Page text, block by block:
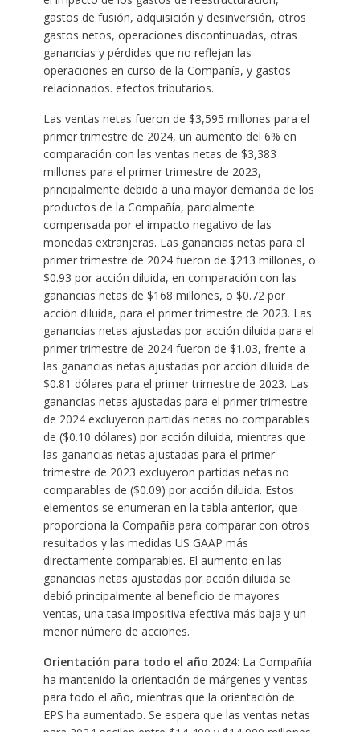
gastos de fusión, adquisición y desinversión, otros
gastos netos, operaciones discontinuadas, otras
ganancias y pérdidas que no reflejan las
operaciones en curso de la Compañía, y gastos
relacionados. efectos tributarios.
Las ventas netas fueron de $3,595 millones para el
primer trimestre de 2024, un aumento del 6% en
comparación con las ventas netas de $3,383
millones para el primer trimestre de 2023,
principalmente debido a una mayor demanda de los
productos de la Compañía, parcialmente
compensada por el impacto negativo de las
monedas extranjeras. Las ganancias netas para el
primer trimestre de 2024 fueron de $213 millones, o
$0.93 por acción diluida, en comparación con las
ganancias netas de $168 millones, o $0.72 por
acción diluida, para el primer trimestre de 2023. Las
ganancias netas ajustadas por acción diluida para el
primer trimestre de 2024 fueron de $1.03, frente a
las ganancias netas ajustadas por acción diluida de
$0.81 dólares para el primer trimestre de 2023. Las
ganancias netas ajustadas para el primer trimestre
de 2024 excluyeron partidas netas no comparables
de ($0.10 dólares) por acción diluida, mientras que
las ganancias netas ajustadas para el primer
trimestre de 2023 excluyeron partidas netas no
comparables de ($0.09) por acción diluida. Estos
elementos se enumeran en la tabla anterior, que
proporciona la Compañía para comparar con otros
resultados y las medidas US GAAP más
directamente comparables. El aumento en las
ganancias netas ajustadas por acción diluida se
debió principalmente al beneficio de mayores
ventas, una tasa impositiva efectiva más baja y un
menor número de acciones.
Orientación para todo el año 2024: La Compañía
ha mantenido la orientación de márgenes y ventas
para todo el año, mientras que la orientación de
EPS ha aumentado. Se espera que las ventas netas